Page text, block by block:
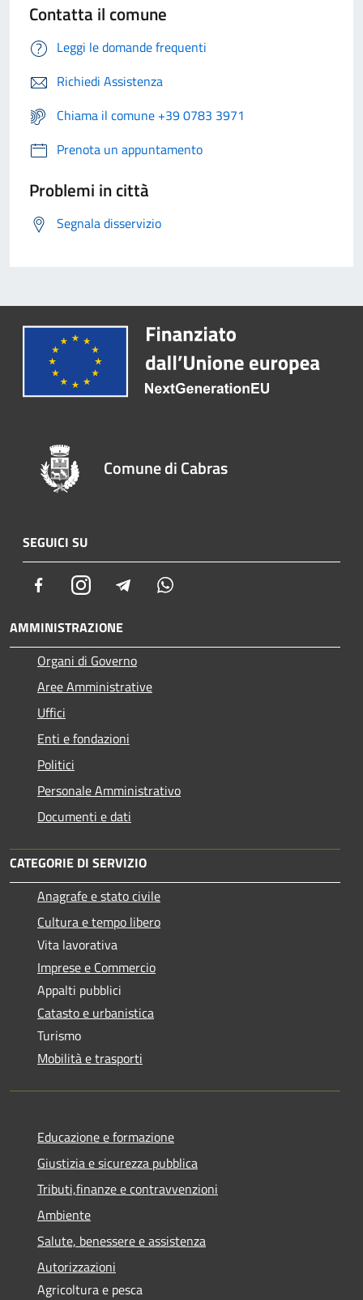
Contatta il comune
Leggi le domande frequenti
Richiedi Assistenza
Chiama il comune +39 0783 3971
Prenota un appuntamento
Problemi in città
Segnala disservizio
Comune di Cabras
SEGUICI SU
FacebookInstagram Telegram
AMMINISTRAZIONE
Organi di Governo
Aree Amministrative
Uffici
Enti e fondazioni
Politici
Personale Amministrativo
Documenti e dati
CATEGORIE DI SERVIZIO
Anagrafe e stato civile
Cultura e tempo libero
Vita lavorativa
Imprese e Commercio
Appalti pubblici
Catasto e urbanistica
Turismo
Mobilità e trasporti
Educazione e formazione
Giustizia e sicurezza pubblica
Tributi,finanze e contravvenzioni
Ambiente
Salute, benessere e assistenza
Autorizzazioni
Agricoltura e pesca